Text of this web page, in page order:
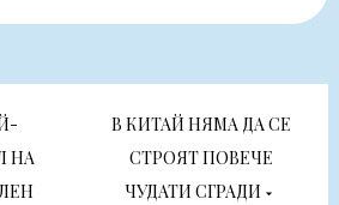
НА
В КИТАЙ НЯМА ДА СЕ
СТРОЯТ ПОВЕЧЕ
ЧУДАТИ СГРАДИ